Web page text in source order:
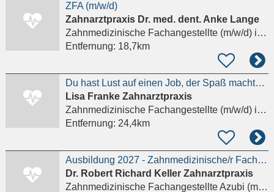
ZFA (m/w/d)
Zahnarztpraxis Dr. med. dent. Anke Lange
Zahnmedizinische Fachangestellte (m/w/d)in Borna
Entfernung: 18,7km
Du hast Lust auf einen Job, der Spaß macht? Du willst ein Team, das zusammenhält & lacht?
Lisa Franke Zahnarztpraxis
Zahnmedizinische Fachangestellte (m/w/d)in Werdau
Entfernung: 24,4km
Ausbildung 2027 - Zahnmedizinische/r Fachangestellte/r (m|w|d)
Dr. Robert Richard Keller Zahnarztpraxis
Zahnmedizinische Fachangestellte Azubi (m/w/d)